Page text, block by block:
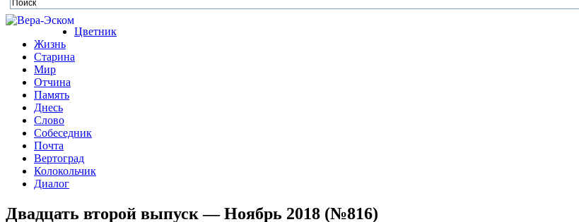
Цветник
Жизнь
Старина
Мир
Отчина
Память
Днесь
Слово
Собеседник
Почта
Вертоград
Колокольчик
Диалог
Двадцать второй выпуск — Ноябрь 2018 (№816)